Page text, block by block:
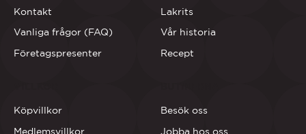
Kontakt
Vanliga frågor (FAQ)
Företagspresenter
Lakrits
Vår historia
Recept
Besök oss
Köpvillkor